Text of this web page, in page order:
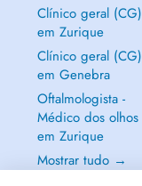
Clínico geral (CG)
em Zurique
Clínico geral (CG)
em Genebra
Oftalmologista -
Médico dos olhos
em Zurique
Mostrar tudo →